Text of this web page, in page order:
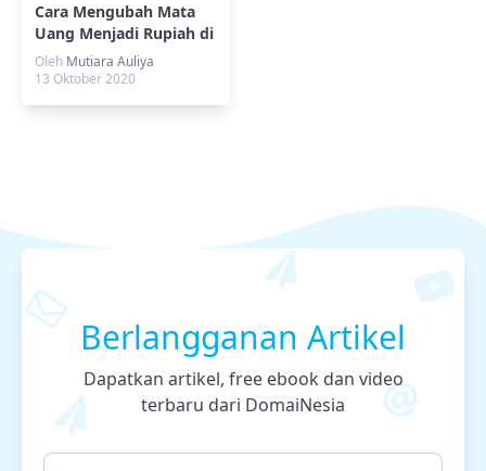
Cara Mengubah Mata
Uang Menjadi Rupiah di
Prestashop
Oleh Mutiara Auliya
13 Oktober 2020
Berlangganan Artikel
Dapatkan artikel, free ebook dan video
terbaru dari DomaiNesia